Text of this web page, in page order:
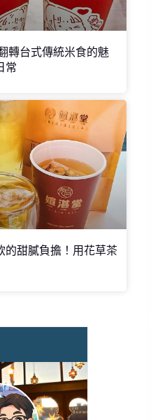
轉台式傳統米食的魅
常
的甜膩負擔！用花草茶